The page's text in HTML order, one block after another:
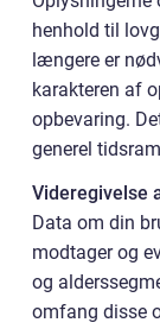
henhold til
længere er
karakteren af
opbevaring.
generel
Videregivelse
Data om din
modtager og
og
omfang disse